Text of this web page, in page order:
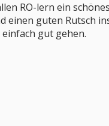
RO-lern ein schönes
einen guten Rutsch
gut gehen.